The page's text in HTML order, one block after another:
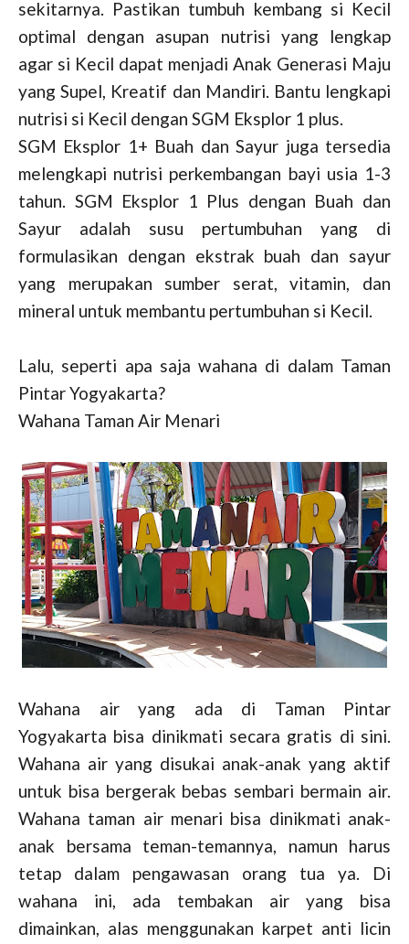
sekitarnya. Pastikan tumbuh kembang si Kecil
optimal dengan asupan nutrisi yang lengkap
agar si Kecil dapat menjadi Anak Generasi Maju
yang Supel, Kreatif dan Mandiri. Bantu lengkapi
nutrisi si Kecil dengan SGM Eksplor 1 plus.
SGM Eksplor 1+ Buah dan Sayur juga tersedia
melengkapi nutrisi perkembangan bayi usia 1-3
tahun. SGM Eksplor 1 Plus dengan Buah dan
Sayur adalah susu pertumbuhan yang di
formulasikan dengan ekstrak buah dan sayur
yang merupakan sumber serat, vitamin, dan
mineral untuk membantu pertumbuhan si Kecil.
Lalu, seperti apa saja wahana di dalam Taman
Pintar Yogyakarta?
Wahana Taman Air Menari
Wahana air yang ada di Taman Pintar
Yogyakarta bisa dinikmati secara gratis di sini.
Wahana air yang disukai anak-anak yang aktif
untuk bisa bergerak bebas sembari bermain air.
Wahana taman air menari bisa dinikmati anak-
anak bersama teman-temannya, namun harus
tetap dalam pengawasan orang tua ya. Di
wahana ini, ada tembakan air yang bisa
dimainkan, alas menggunakan karpet anti licin